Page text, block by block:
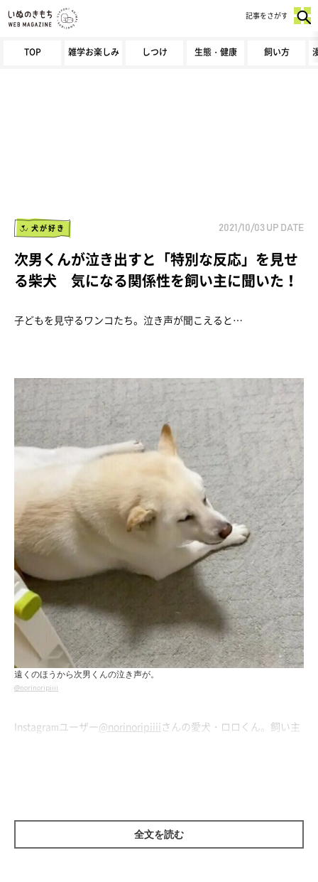
TOP 雑学お楽しみ しつけ 生態・健康 飼い方
記事をさがす
犬が好き 2021/10/03 UP DATE
次男くんが泣き出すと「特別な反応」を見せ
る柴犬 気になる関係性を飼い主に聞いた！
子どもを見守るワンコたち。泣き声が聞こえると…
遠くのほうから次男くんの泣き声が。
@norinoripiiii
Instagramユーザー@norinoripiiiiさんの愛犬・ロロくん。飼い主
全文を読む